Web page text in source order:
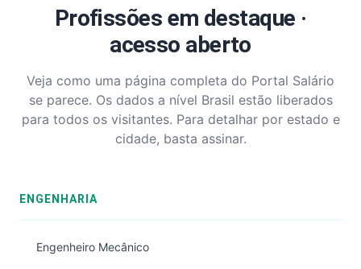
Profissões em destaque ·
acesso aberto
Veja como uma página completa do Portal Salário
se parece. Os dados a nível Brasil estão liberados
para todos os visitantes. Para detalhar por estado e
cidade, basta assinar.
ENGENHARIA
Engenheiro Mecânico